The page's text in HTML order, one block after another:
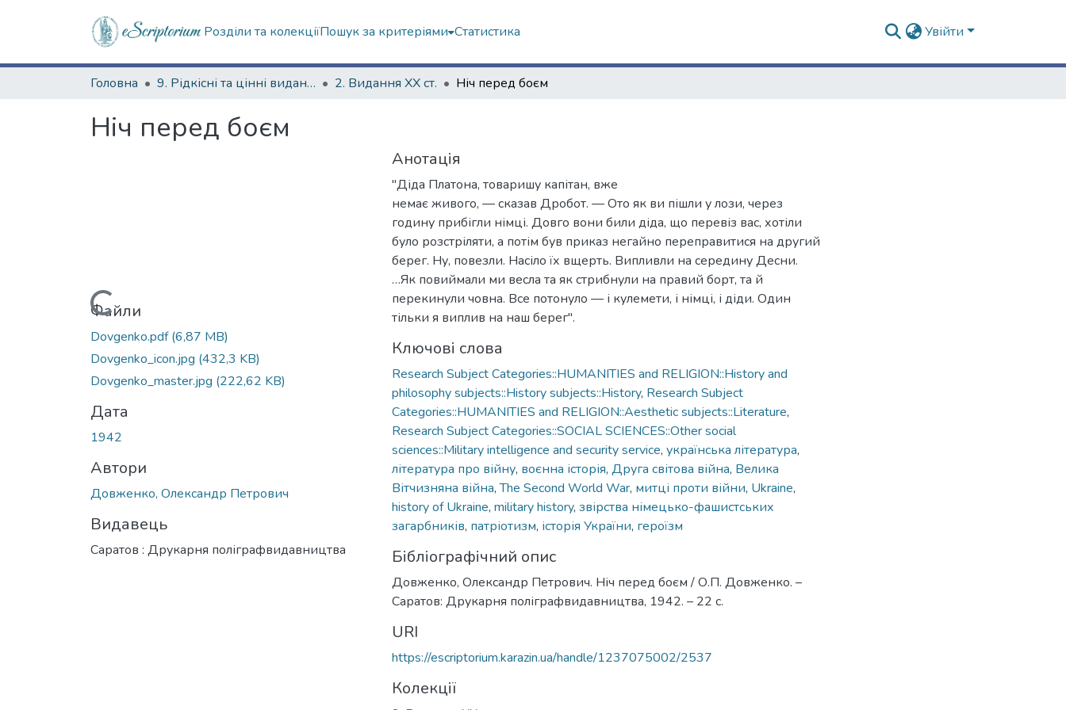
Розділи та колекціїПошук за критеріями Статистика Увійти
Головна 9. Рідкісні та цінні видання 2. Видання ХХ ст. Ніч перед боєм
Ніч перед боєм
Вантажиться...
Файли
Dovgenko.pdf(6,87 MB)
Dovgenko_icon.jpg (432,3 KB)
Dovgenko_master.jpg (222,62 KB)
Дата
1942
Автори
Довженко, Олександр Петрович
Видавець
Саратов : Друкарня поліграфвидавництва
Анотація
"Діда Платона, товаришу капітан, вже
немає живого, — сказав Дробот. — Ото як ви пішли у лози, через
годину прибігли німці. Довго вони били діда, що перевіз вас, хотіли
було розстріляти, а потім був приказ негайно переправитися на другий
берег. Ну, повезли. Насіло їх вщерть. Випливли на середину Десни.
…Як повиймали ми весла та як стрибнули на правий борт, та й
перекинули човна. Все потонуло — і кулемети, і німці, і діди. Один
тільки я виплив на наш берег".
Ключові слова
Research Subject Categories::HUMANITIES and RELIGION::History and
philosophy subjects::History subjects::History, Research Subject
Categories::HUMANITIES and RELIGION::Aesthetic subjects::Literature,
Research Subject Categories::SOCIAL SCIENCES::Other social
sciences::Military intelligence and security service, українська література,
література про війну, воєнна історія, Друга світова війна, Велика
Вітчизняна війна,The Second World War, митці проти війни, Ukraine,
history of Ukraine, military history, звірства німецько-фашистських
загарбників, патріотизм, історія України, героїзм
Бібліографічний опис
Довженко, Олександр Петрович. Ніч перед боєм / О.П. Довженко. –
Саратов: Друкарня поліграфвидавництва, 1942. – 22 с.
URI
https://escriptorium.karazin.ua/handle/1237075002/2537
Колекції